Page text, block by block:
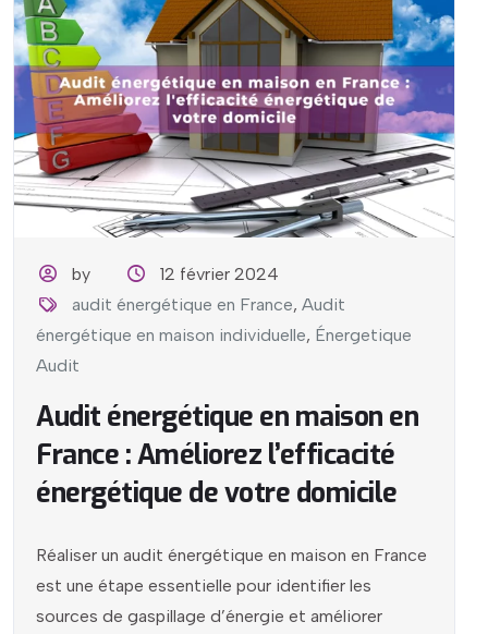
by
12 février 2024
audit énergétique en France,Audit
énergétique en maison individuelle, Énergetique
Audit
Audit énergétique en maison en
France : Améliorez l’efficacité
énergétique de votre domicile
Réaliser un audit énergétique en maison en France
est une étape essentielle pour identifier les
sources de gaspillage d’énergie et améliorer